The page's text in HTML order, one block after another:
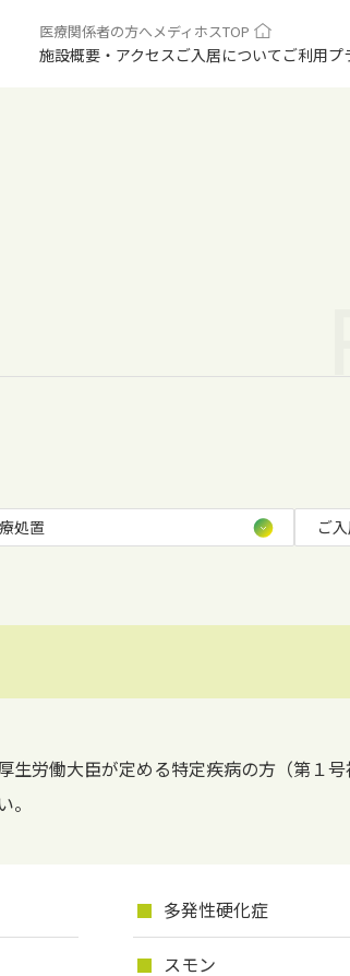
医療関係者の方へメディホスTOP
施設概要・アクセスご入居について ご利用プ
処置 ご
労働大臣が定める特定疾病の方（第１
多発性硬化症
スモン